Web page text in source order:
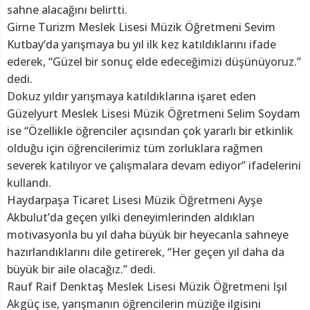
sahne alacağını belirtti.
Girne Turizm Meslek Lisesi Müzik Öğretmeni Sevim
Kutbay’da yarışmaya bu yıl ilk kez katıldıklarını ifade
ederek, “Güzel bir sonuç elde edeceğimizi düşünüyoruz.”
dedi.
Dokuz yıldır yarışmaya katıldıklarına işaret eden
Güzelyurt Meslek Lisesi Müzik Öğretmeni Selim Soydam
ise “Özellikle öğrenciler açısından çok yararlı bir etkinlik
olduğu için öğrencilerimiz tüm zorluklara rağmen
severek katılıyor ve çalışmalara devam ediyor” ifadelerini
kullandı.
Haydarpaşa Ticaret Lisesi Müzik Öğretmeni Ayşe
Akbulut’da geçen yılki deneyimlerinden aldıkları
motivasyonla bu yıl daha büyük bir heyecanla sahneye
hazırlandıklarını dile getirerek, “Her geçen yıl daha da
büyük bir aile olacağız.” dedi.
Rauf Raif Denktaş Meslek Lisesi Müzik Öğretmeni Işıl
Akgüç ise, yarışmanın öğrencilerin müziğe ilgisini